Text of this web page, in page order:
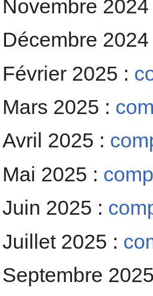
Novembre
Décembre
Février 2025 :
Mars 2025 :
Avril 2025 :
Mai 2025 :
Juin 2025 :
Juillet 2025 :
Septembre